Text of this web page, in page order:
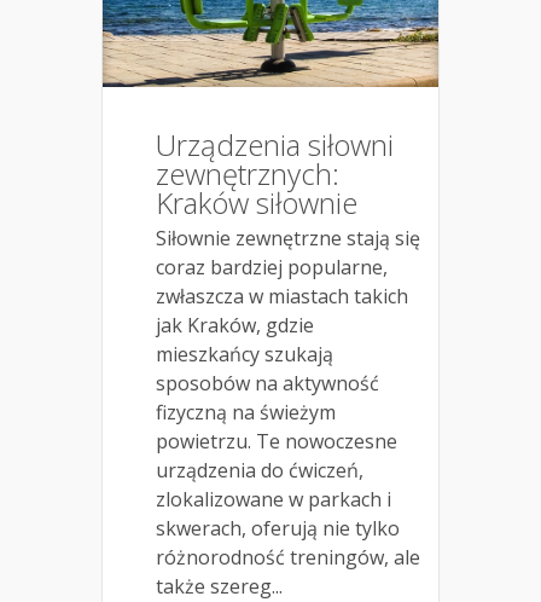
Urządzenia siłowni
zewnętrznych:
Kraków siłownie
Siłownie zewnętrzne stają się
coraz bardziej popularne,
zwłaszcza w miastach takich
jak Kraków, gdzie
mieszkańcy szukają
sposobów na aktywność
fizyczną na świeżym
powietrzu. Te nowoczesne
urządzenia do ćwiczeń,
zlokalizowane w parkach i
skwerach, oferują nie tylko
różnorodność treningów, ale
także szereg...